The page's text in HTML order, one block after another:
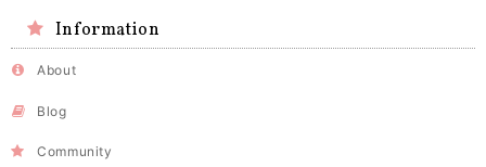
Information
About
Blog
Community